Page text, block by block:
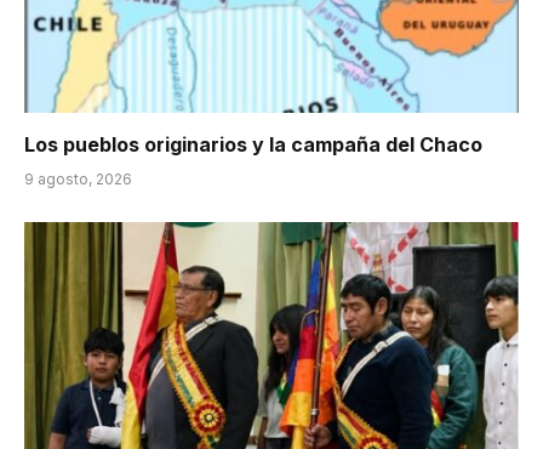
Los pueblos originarios y la campaña del Chaco
9 agosto, 2026